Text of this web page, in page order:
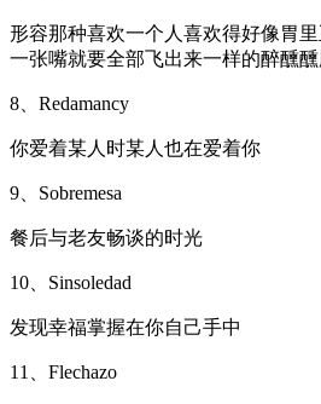
形容那种喜欢一个人喜欢得好像胃
一张嘴就要全部飞出来一样的醉醺
8、Redamancy
你爱着某人时某人也在爱着你
9、Sobremesa
餐后与老友畅谈的时光
10、Sinsoledad
发现幸福掌握在你自己手中
11、Flechazo